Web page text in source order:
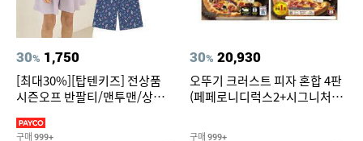
30% 1,750
[최대30%][탑텐키즈] 전상품
시즌오프 반팔티/맨투맨/상하
구매 999+
30% 20,930
오뚜기 크러스트 피자 혼합 4판
(페페로니디럭스2+시그니처익
구매 999+